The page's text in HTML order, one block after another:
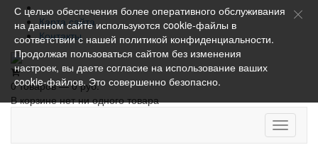
Карта сайта
Контакты
0 товаров — 0 руб.
В корзине нет ни одного товара
Toggle
С целью обеспечения более оперативного обслуживания
на данном сайте используются cookie-файлы в
соответствии с нашей политикой конфиденциальности.
Продолжая пользоваться сайтом без изменения
настроек, вы даете согласие на использование ваших
cookie-файлов. Это совершенно безопасно.